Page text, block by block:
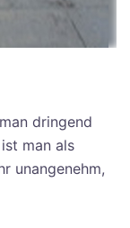
dringend
man als
unangenehm,